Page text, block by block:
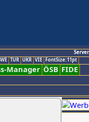
TUR UKR VIE FontSize:11pt
Manager ÖSB FIDE